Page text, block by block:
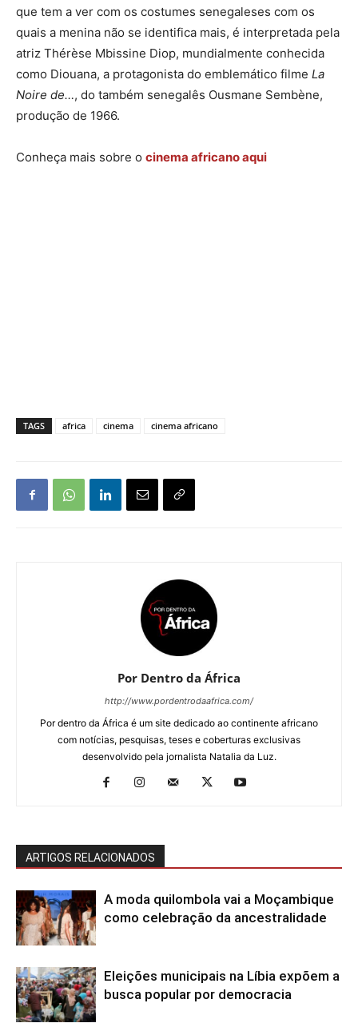
que tem a ver com os costumes senegaleses com os
quais a menina não se identifica mais, é interpretada pela
atriz Thérèse Mbissine Diop, mundialmente conhecida
como Diouana, a protagonista do emblemático filme La
Noire de…, do também senegalês Ousmane Sembène,
produção de 1966.
Conheça mais sobre o cinema africano aqui
TAGS africa cinema cinema africano
Por Dentro da África
http://www.pordentrodaafrica.com/
Por dentro da África é um site dedicado ao continente africano
com notícias, pesquisas, teses e coberturas exclusivas
desenvolvido pela jornalista Natalia da Luz.
ARTIGOS RELACIONADOS
A moda quilombola vai a Moçambique
como celebração da ancestralidade
Eleições municipais na Líbia expõem a
busca popular por democracia